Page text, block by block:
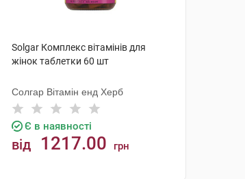
Solgar Комплекс вітамінів для
жінок таблетки 60 шт
Солгар Вітамін енд Херб
Є в наявності
від 1217.00 грн